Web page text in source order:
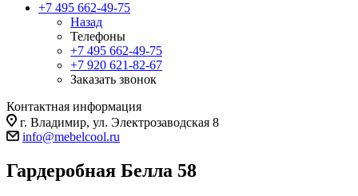
+7 495 662-49-75
Назад
Телефоны
+7 495 662-49-75
+7 920 621-82-67
Заказать звонок
Контактная информация
г. Владимир, ул. Электрозаводская 8
info@mebelcool.ru
Гардеробная Белла 58